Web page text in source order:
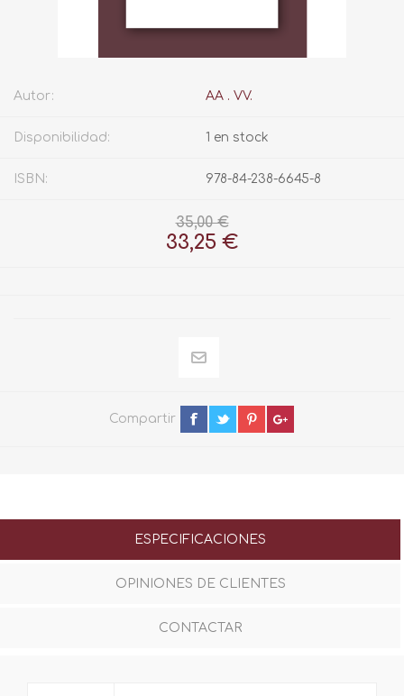
Autor: AA . VV.
Disponibilidad: 1 en stock
ISBN: 978-84-238-6645-8
35,00 €
33,25 €
Compartir
ESPECIFICACIONES
OPINIONES DE CLIENTES
CONTACTAR